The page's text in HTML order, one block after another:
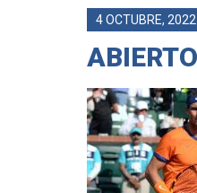
4 OCTUBRE, 2022